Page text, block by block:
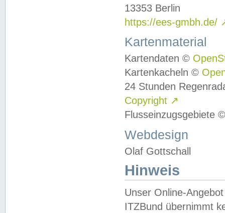
13353 Berlin
https://ees-gmbh.de/
Kartenmaterial
Kartendaten ©
Kartenkacheln ©
24 Stunden
Copyright ↗
Flusseinzugsgebiete
Webdesign
Olaf Gottschall
Hinweis
Unser Online-
ITZBund übernimmt